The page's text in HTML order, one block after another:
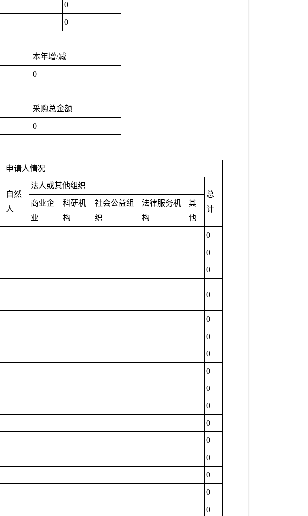
0
0
本年增/减
0
采购总金额
0
申请人情况
自然
人
法人或其他组织
总
计
商业企
业
科研机
构
社会公益组
织
法律服务机
构
其
他
0
0
0
0
0
0
0
0
0
0
0
0
0
0
0
0